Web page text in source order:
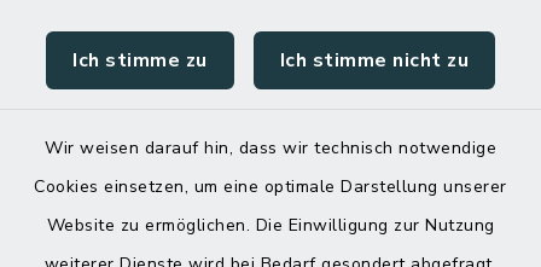
Ich stimme zu Ich stimme nicht zu
Wir weisen darauf hin, dass wir technisch notwendige
Cookies einsetzen, um eine optimale Darstellung unserer
Website zu ermöglichen. Die Einwilligung zur Nutzung